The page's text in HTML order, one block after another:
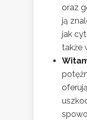
oraz
ją
jak
także